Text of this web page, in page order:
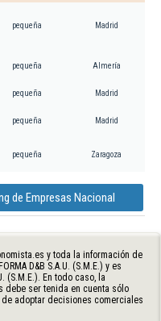
pequeña Madrid
pequeña Almería
pequeña Madrid
pequeña Madrid
pequeña Zaragoza
de Empresas Nacional
y toda la información de
D&B S.A.U. (S.M.E.) y es
(S.M.E.). En todo caso, la
debe ser tenida en cuenta sólo
adoptar decisiones comerciales